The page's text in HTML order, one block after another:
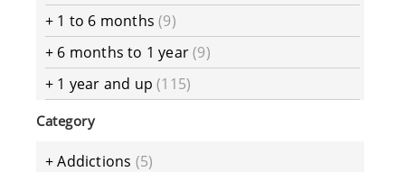
+ 1 to 6 months (9)
+ 6 months to 1 year(9)
+ 1 year and up (115)
Category
+Addictions (5)